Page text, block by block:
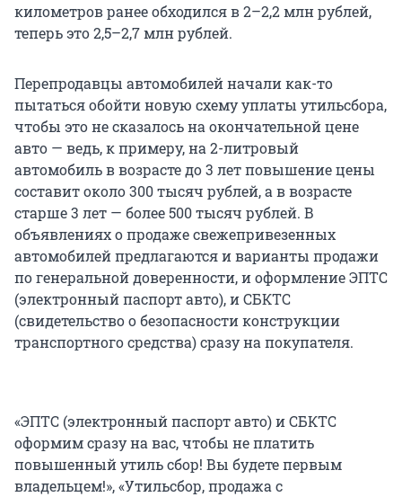
километров ранее обходился в 2–2,2 млн рублей,
теперь это 2,5–2,7 млн рублей.
Перепродавцы автомобилей начали как-то
пытаться обойти новую схему уплаты утильсбора,
чтобы это не сказалось на окончательной цене
авто — ведь, к примеру, на 2-литровый
автомобиль в возрасте до 3 лет повышение цены
составит около 300 тысяч рублей, а в возрасте
старше 3 лет — более 500 тысяч рублей. В
объявлениях о продаже свежепривезенных
автомобилей предлагаются и варианты продажи
по генеральной доверенности, и оформление ЭПТС
(электронный паспорт авто), и СБКТС
(свидетельство о безопасности конструкции
транспортного средства) сразу на покупателя.
«ЭПТС (электронный паспорт авто) и СБКТС
оформим сразу на вас, чтобы не платить
повышенный утиль сбор! Вы будете первым
владельцем!», «Утильсбор, продажа с